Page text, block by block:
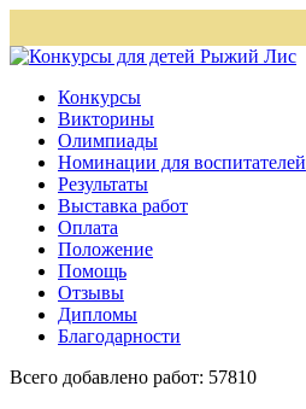
Конкурсы
Викторины
Олимпиады
Номинации для воспитателей
Результаты
Выставка работ
Оплата
Положение
Помощь
Отзывы
Дипломы
Благодарности
Всего добавлено работ: 57810